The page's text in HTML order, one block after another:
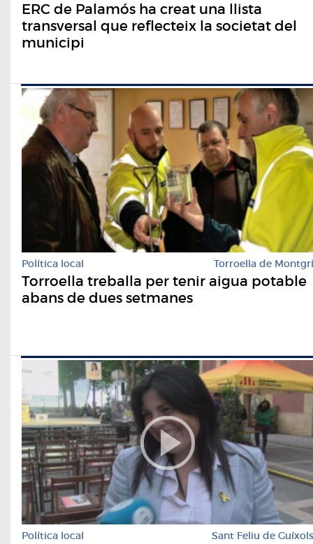
ERC de Palamós ha creat una llista
transversal que reflecteix la societat del
municipi
Política local Torroella de Montgrí
Torroella treballa per tenir aigua potable
abans de dues setmanes
Política local Sant Feliu de Guíxols